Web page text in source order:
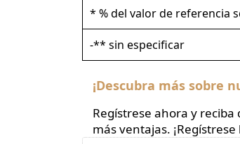
* % del valor de referencia
-** sin especificar
¡Descubra más sobre
Regístrese ahora y
más ventajas.